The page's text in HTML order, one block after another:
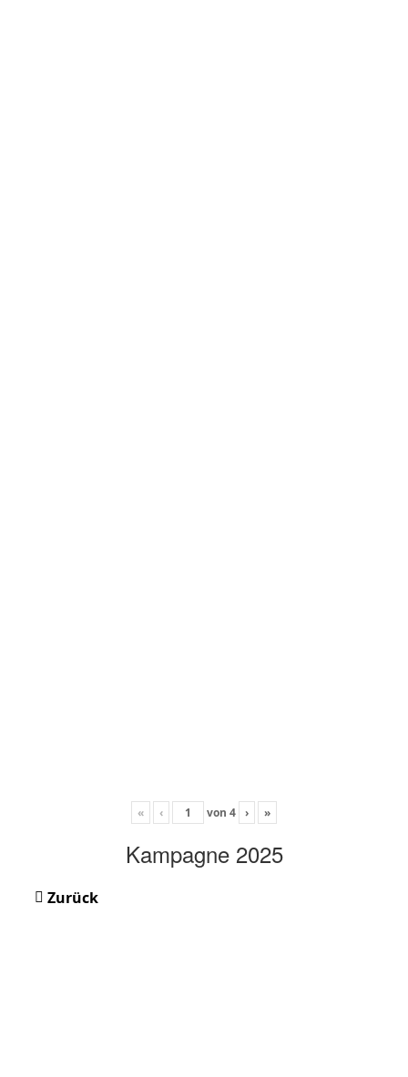
« ‹ von 4 › »
Kampagne 2025
Zurück